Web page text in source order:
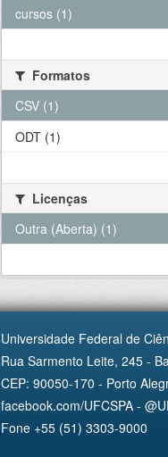
cursos (1)
Formatos
CSV (1)
ODT (1)
Licenças
Outra (Aberta) (1)
Universidade Federal de
Rua Sarmento Leite, 245 -
CEP: 90050-170 - Porto
facebook.com/UFCSPA -
Fone +55 (51) 3303-9000